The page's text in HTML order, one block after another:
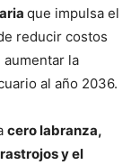
que impulsa el
reducir costos
la
al año 2036.
cero labranza,
y el